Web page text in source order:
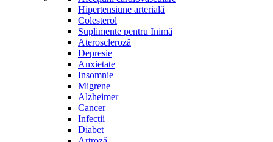
Hipertensiune arterială
Colesterol
Suplimente pentru Inimă
Ateroscleroză
Depresie
Anxietate
Insomnie
Migrene
Alzheimer
Cancer
Infecții
Diabet